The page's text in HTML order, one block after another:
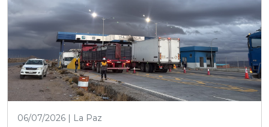
06/07/2026 | La Paz